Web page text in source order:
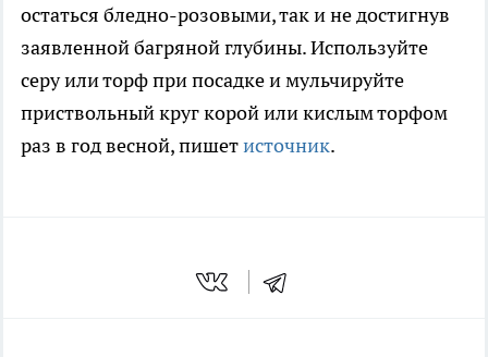
остаться бледно-розовыми, так и не достигнув
заявленной багряной глубины. Используйте
серу или торф при посадке и мульчируйте
приствольный круг корой или кислым торфом
раз в год весной, пишетисточник.